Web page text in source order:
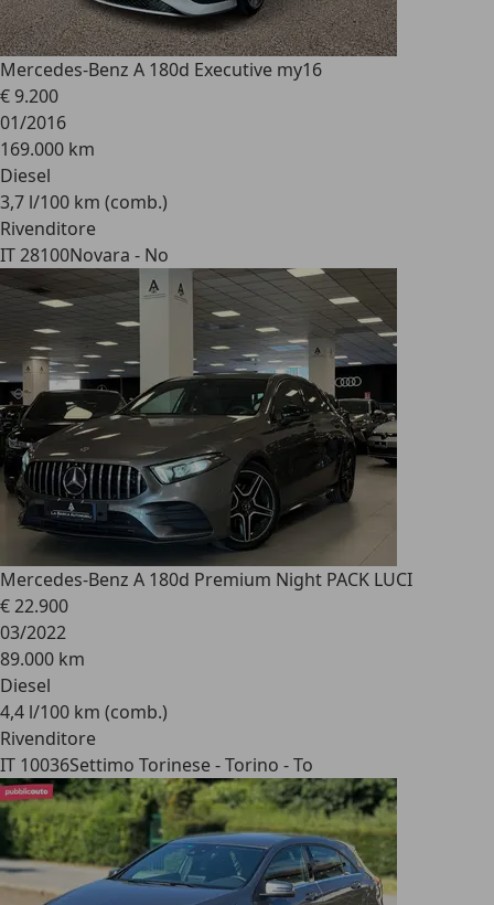
Mercedes-Benz A 180d Executive my16
€ 9.200
01/2016
169.000 km
Diesel
3,7 l/100 km (comb.)
Rivenditore
IT 28100Novara - No
Mercedes-Benz A 180d Premium Night PACK LUCI
€ 22.900
03/2022
89.000 km
Diesel
4,4 l/100 km (comb.)
Rivenditore
IT 10036Settimo Torinese - Torino - To